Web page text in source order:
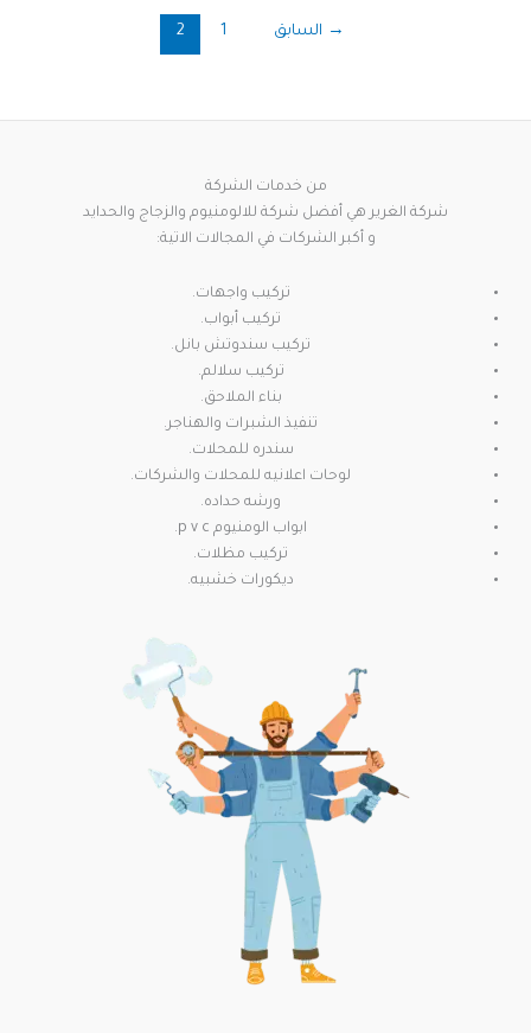
→ السابق 1
2
من خدمات الشركة
شركة الغرير هي أفضل شركة للالومنيوم والزجاج والحدايد
و أكبر الشركات في المجالات الاتية:
تركيب واجهات.
تركيب أبواب.
تركيب سندوتش بانل.
تركيب سلالم.
بناء الملاحق.
تنفيذ الشبرات والهناجر.
سندره للمحلات.
لوحات اعلانيه للمحلات والشركات.
ورشه حداده.
ابواب الومنيوم p v c.
تركيب مظلات.
ديكورات خشبيه.